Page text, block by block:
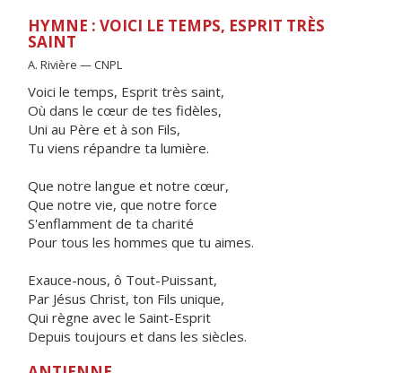
HYMNE : VOICI LE TEMPS, ESPRIT TRÈS
SAINT
A. Rivière — CNPL
Voici le temps, Esprit très saint,
Où dans le cœur de tes fidèles,
Uni au Père et à son Fils,
Tu viens répandre ta lumière.
Que notre langue et notre cœur,
Que notre vie, que notre force
S'enflamment de ta charité
Pour tous les hommes que tu aimes.
Exauce-nous, ô Tout-Puissant,
Par Jésus Christ, ton Fils unique,
Qui règne avec le Saint-Esprit
Depuis toujours et dans les siècles.